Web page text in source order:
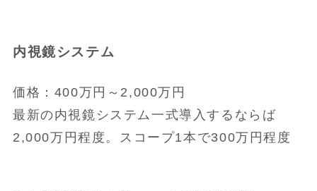
内視鏡システム
価格：400万円～2,000万円
最新の内視鏡システム一式導入するならば
2,000万円程度。スコープ1本で300万円程度